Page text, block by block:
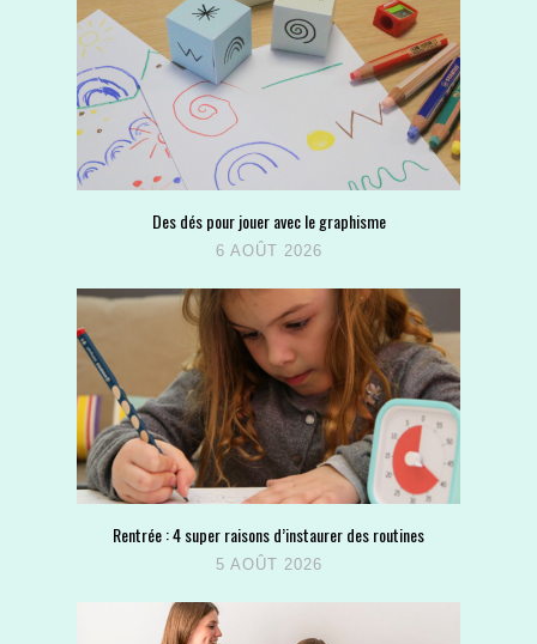
Des dés pour jouer avec le graphisme
6 AOÛT 2026
Rentrée : 4 super raisons d’instaurer des routines
5 AOÛT 2026